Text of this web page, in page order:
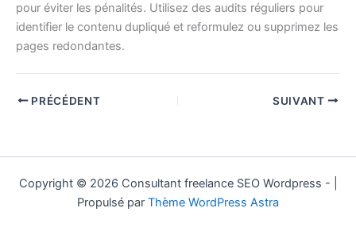
pour éviter les pénalités. Utilisez des audits réguliers pour
identifier le contenu dupliqué et reformulez ou supprimez les
pages redondantes.
PRÉCÉDENT SUIVANT
Copyright © 2026 Consultant freelance SEO Wordpress - |
Propulsé par Thème WordPress Astra